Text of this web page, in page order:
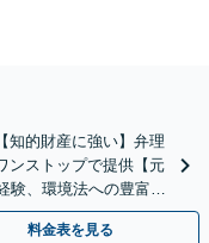
知的財産に強い】弁理
ンストップで提供【元
験、環境法への豊富な
へ導きます
料金表を見る